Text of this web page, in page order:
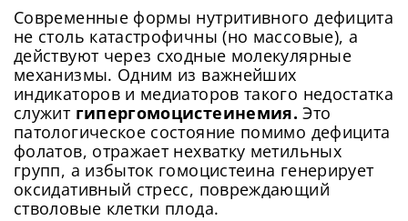
Современные формы нутритивного дефицита
не столь катастрофичны (но массовые), а
действуют через сходные молекулярные
механизмы. Одним из важнейших
индикаторов и медиаторов такого недостатка
служит гипергомоцистеинемия. Это
патологическое состояние помимо дефицита
фолатов, отражает нехватку метильных
групп, а избыток гомоцистеина генерирует
оксидативный стресс, повреждающий
стволовые клетки плода.